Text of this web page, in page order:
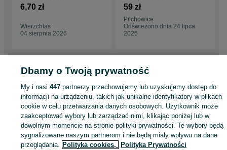
nowoczesny wygląd i
trwałe rozwiązanie na
6,70 zł
Wierzchlas
04 sierpnia 2026
ogrodzenie 59 zł/mb |
59 zł
Pilchowice
Odświeżono dnia 24 lipca
2026
Opolskie
Przęsła - Jaworzno Bankowe
KATEGORIA
ID:935170600 Wyświetlenia:
Dbamy o Twoją prywatność
My i nasi447 partnerzy przechowujemy lub uzyskujemy dostęp do
informacji na urządzeniu, takich jak unikalne identyfikatory w plikach
cookie w celu przetwarzania danych osobowych. Użytkownik może
zaakceptować wybory lub zarządzać nimi, klikając poniżej lub w
dowolnym momencie na stronie polityki prywatności. Te wybory będą
sygnalizowane naszym partnerom i nie będą miały wpływu na dane
przeglądania. Polityka cookies, Polityka Prywatności